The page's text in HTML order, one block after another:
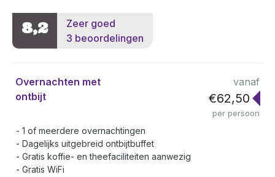
8,2
Zeer goed
3 beoordelingen
Overnachten met
ontbijt
vanaf
€62,50
per persoon
1 of meerdere overnachtingen
Dagelijks uitgebreid ontbijtbuffet
Gratis koffie- en theefaciliteiten aanwezig
Gratis WiFi